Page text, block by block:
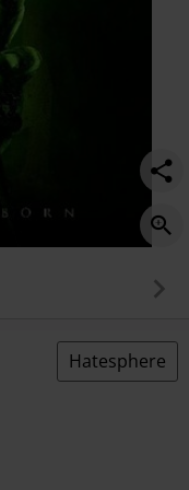
Hatesphere